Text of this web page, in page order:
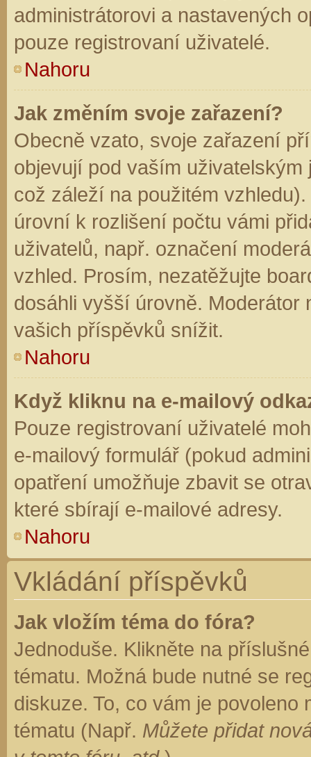
administrátorovi a nastavených
pouze registrovaní uživatelé.
Nahoru
Jak změním svoje zařazení?
Obecně vzato, svoje zařazení
objevují pod vaším
což záleží na použitém
úrovní k rozlišení počtu vámi
uživatelů, např. označení
vzhled. Prosím, nezatěžujte
dosáhli vyšší úrovně. Moderátor
vašich příspěvků snížit.
Nahoru
Když kliknu na e-mailový
Pouze registrovaní uživatelé
e-mailový formulář (pokud
opatření umožňuje zbavit se
které sbírají e-mailové adresy.
Nahoru
Vkládání příspěvků
Jak vložím téma do fóra?
Jednoduše. Klikněte na
tématu. Možná bude nutné se
diskuze. To, co vám je
tématu (Např. Můžete přidat